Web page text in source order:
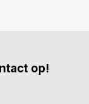
op!